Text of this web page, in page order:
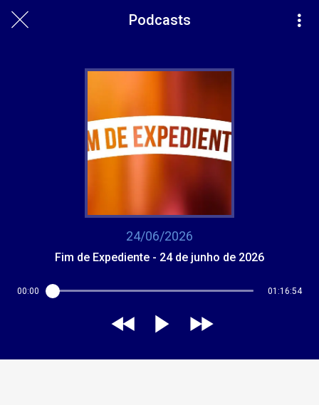
Podcasts
24/06/2026
Fim de Expediente - 24 de junho de 2026
00:00 01:16:54